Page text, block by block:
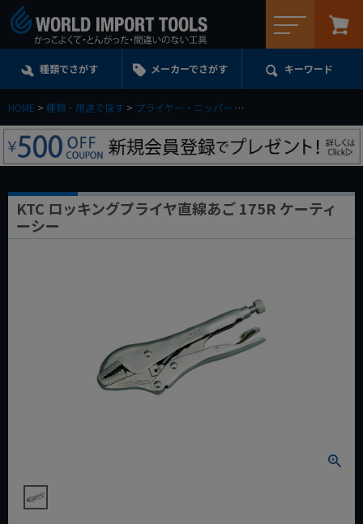
種類でさがす メーカーでさがす キーワード
HOME 種類・用途で探す プライヤー・ニッパー
KTC ロッキングプライヤ直線あご 175R ケーティ
ーシー